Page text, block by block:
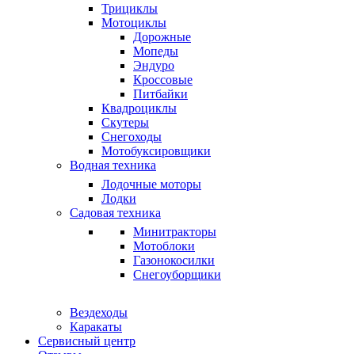
Трициклы
Мотоциклы
Дорожные
Мопеды
Эндуро
Кроссовые
Питбайки
Квадроциклы
Скутеры
Снегоходы
Мотобуксировщики
Водная техника
Лодочные моторы
Лодки
Садовая техника
Минитракторы
Мотоблоки
Газонокосилки
Снегоуборщики
Вездеходы
Каракаты
Сервисный центр